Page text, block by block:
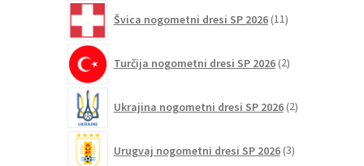
Švica nogometni dresi SP 2026 11izdelkov
Turčija nogometni dresi SP 2026 2izdelka
Ukrajina nogometni dresi SP 2026 2izdelka
Urugvaj nogometni dresi SP 2026 3izdelki